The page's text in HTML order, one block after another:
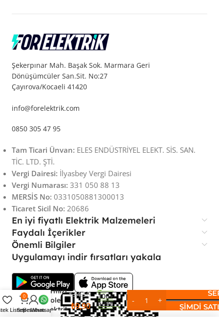
Şekerpınar Mah. Başak Sok. Marmara Geri
Dönüşümcüler San.Sit. No:27
Çayırova/Kocaeli 41420
info@forelektrik.com
0850 305 47 95
Tam Ticari Ünvan: ELES ENDÜSTRİYEL ELEKT. SİS. SAN.
TİC. LTD. ŞTİ.
Vergi Dairesi: İlyasbey Vergi Dairesi
Vergi Numarası: 331 050 88 13
MERSİS No: 0331050881300013
Ticaret Sicil No: 20686
En iyi fiyatlı Elektrik Malzemeleri
Faydalı İçerikler
Önemli Bilgiler
Uygulamayı indir fırsatları yakala
BEZE
Kırmızı
İzole
Elektrik
Bant
₺34,50
₺9,90
100+
adet
stokta
ŞIMDI
Listesi
0
Sepet
Hesabım
Whatsapp